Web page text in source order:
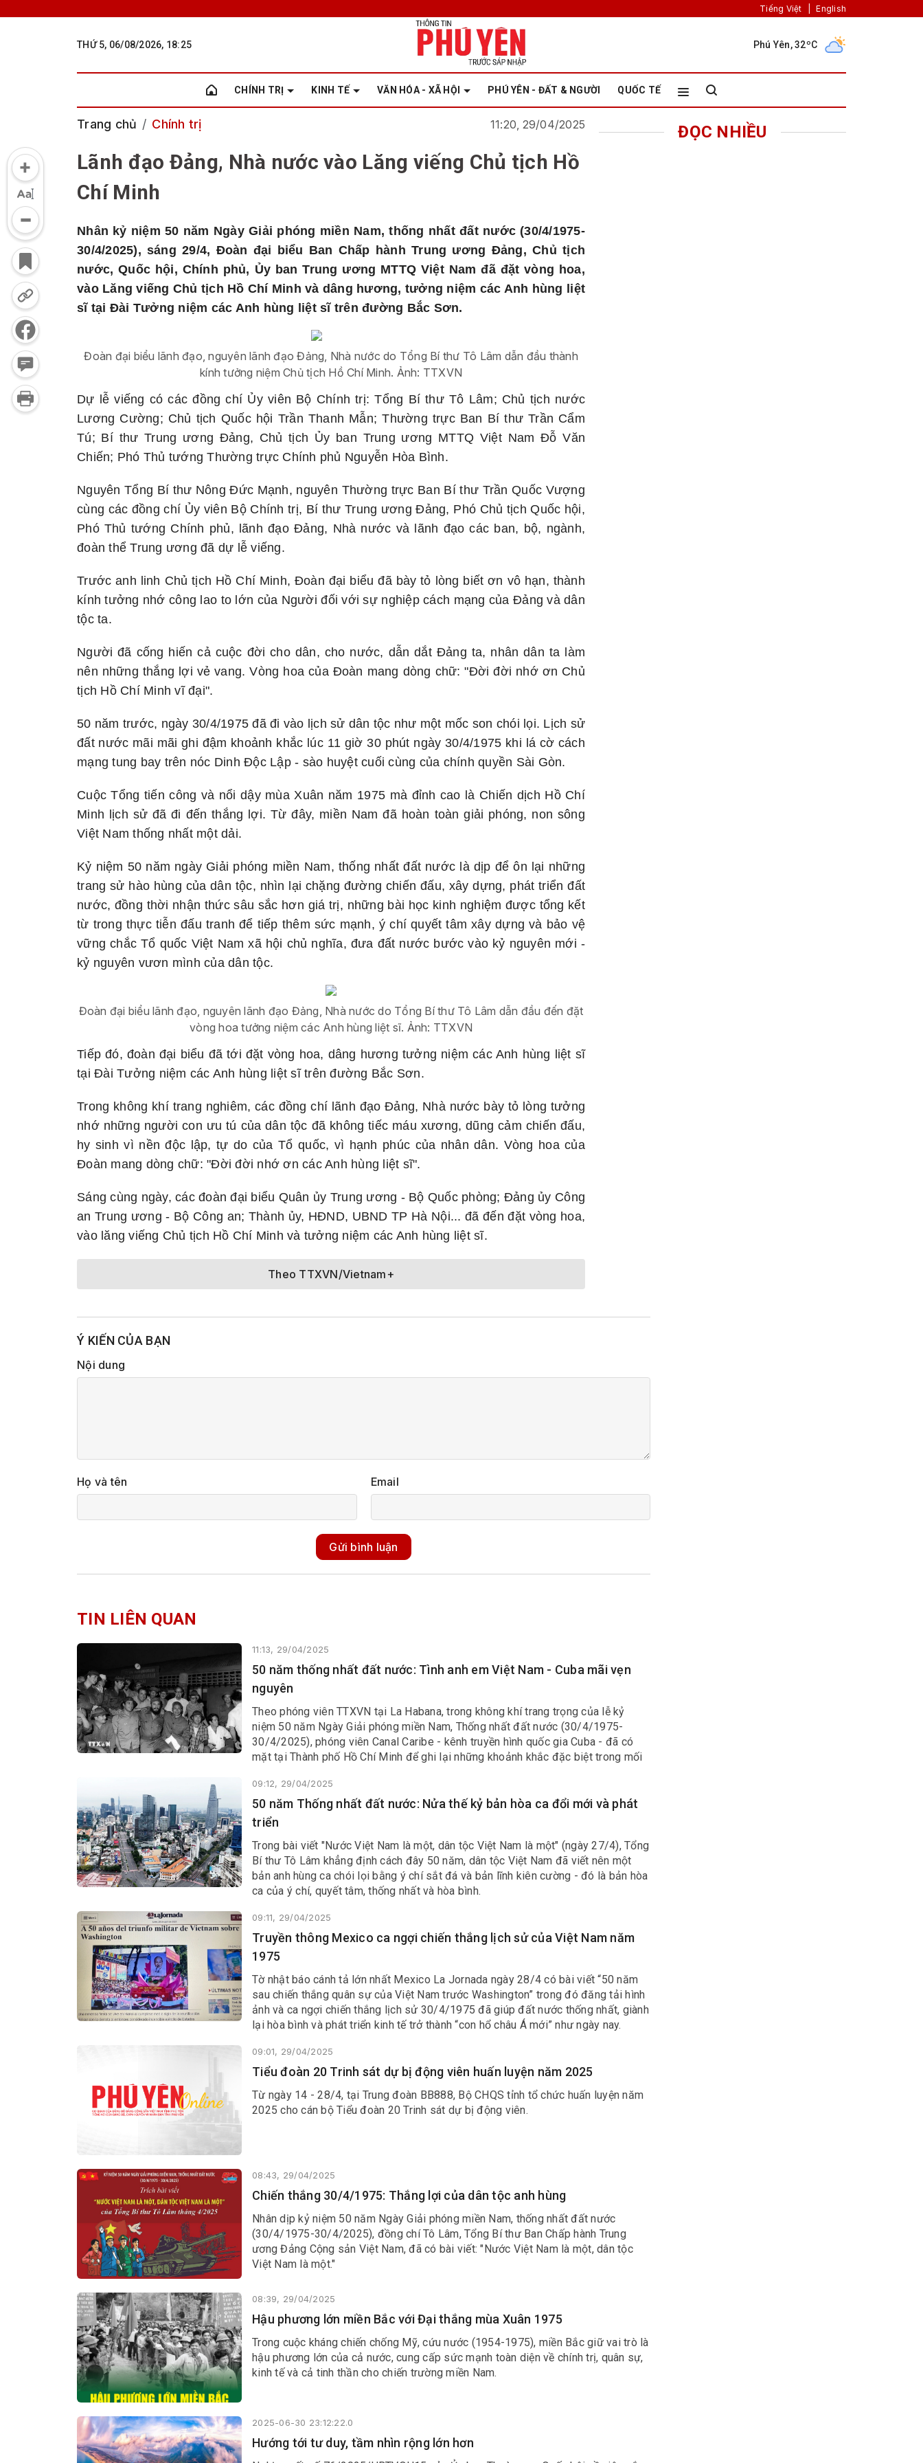
Tiếng Việt English
THỨ 5, 06/08/2026, 18:25 Phú Yên, 32ºC
CHÍNH TRỊ KINH TẾ VĂN HÓA - XÃ HỘI PHÚ YÊN - ĐẤT & NGƯỜI QUỐC TẾ
Trang chủ Chính trị 11:20, 29/04/2025
Lãnh đạo Đảng, Nhà nước vào Lăng viếng Chủ tịch Hồ
Chí Minh
Nhân kỷ niệm 50 năm Ngày Giải phóng miền Nam, thống nhất đất nước (30/4/1975-
30/4/2025), sáng 29/4, Đoàn đại biểu Ban Chấp hành Trung ương Đảng, Chủ tịch
nước, Quốc hội, Chính phủ, Ủy ban Trung ương MTTQ Việt Nam đã đặt vòng hoa,
vào Lăng viếng Chủ tịch Hồ Chí Minh và dâng hương, tưởng niệm các Anh hùng liệt
sĩ tại Đài Tưởng niệm các Anh hùng liệt sĩ trên đường Bắc Sơn.
Đoàn đại biểu lãnh đạo, nguyên lãnh đạo Đảng, Nhà nước do Tổng Bí thư Tô Lâm dẫn đầu thành
kính tưởng niệm Chủ tịch Hồ Chí Minh. Ảnh: TTXVN
Dự lễ viếng có các đồng chí Ủy viên Bộ Chính trị: Tổng Bí thư Tô Lâm; Chủ tịch nước
Lương Cường; Chủ tịch Quốc hội Trần Thanh Mẫn; Thường trực Ban Bí thư Trần Cẩm
Tú; Bí thư Trung ương Đảng, Chủ tịch Ủy ban Trung ương MTTQ Việt Nam Đỗ Văn
Chiến; Phó Thủ tướng Thường trực Chính phủ Nguyễn Hòa Bình.
Nguyên Tổng Bí thư Nông Đức Mạnh, nguyên Thường trực Ban Bí thư Trần Quốc Vượng
cùng các đồng chí Ủy viên Bộ Chính trị, Bí thư Trung ương Đảng, Phó Chủ tịch Quốc hội,
Phó Thủ tướng Chính phủ, lãnh đạo Đảng, Nhà nước và lãnh đạo các ban, bộ, ngành,
đoàn thể Trung ương đã dự lễ viếng.
Trước anh linh Chủ tịch Hồ Chí Minh, Đoàn đại biểu đã bày tỏ lòng biết ơn vô hạn, thành
kính tưởng nhớ công lao to lớn của Người đối với sự nghiệp cách mạng của Đảng và dân
tộc ta.
Người đã cống hiến cả cuộc đời cho dân, cho nước, dẫn dắt Đảng ta, nhân dân ta làm
nên những thắng lợi vẻ vang. Vòng hoa của Đoàn mang dòng chữ: "Đời đời nhớ ơn Chủ
tịch Hồ Chí Minh vĩ đại".
50 năm trước, ngày 30/4/1975 đã đi vào lịch sử dân tộc như một mốc son chói lọi. Lịch sử
đất nước mãi mãi ghi đậm khoảnh khắc lúc 11 giờ 30 phút ngày 30/4/1975 khi lá cờ cách
mạng tung bay trên nóc Dinh Độc Lập - sào huyệt cuối cùng của chính quyền Sài Gòn.
Cuộc Tổng tiến công và nổi dậy mùa Xuân năm 1975 mà đỉnh cao là Chiến dịch Hồ Chí
Minh lịch sử đã đi đến thắng lợi. Từ đây, miền Nam đã hoàn toàn giải phóng, non sông
Việt Nam thống nhất một dải.
Kỷ niệm 50 năm ngày Giải phóng miền Nam, thống nhất đất nước là dịp để ôn lại những
trang sử hào hùng của dân tộc, nhìn lại chặng đường chiến đấu, xây dựng, phát triển đất
nước, đồng thời nhận thức sâu sắc hơn giá trị, những bài học kinh nghiệm được tổng kết
từ trong thực tiễn đấu tranh để tiếp thêm sức mạnh, ý chí quyết tâm xây dựng và bảo vệ
vững chắc Tổ quốc Việt Nam xã hội chủ nghĩa, đưa đất nước bước vào kỷ nguyên mới -
kỷ nguyên vươn mình của dân tộc.
Đoàn đại biểu lãnh đạo, nguyên lãnh đạo Đảng, Nhà nước do Tổng Bí thư Tô Lâm dẫn đầu đến đặt
vòng hoa tưởng niệm các Anh hùng liệt sĩ. Ảnh: TTXVN
Tiếp đó, đoàn đại biểu đã tới đặt vòng hoa, dâng hương tưởng niệm các Anh hùng liệt sĩ
tại Đài Tưởng niệm các Anh hùng liệt sĩ trên đường Bắc Sơn.
Trong không khí trang nghiêm, các đồng chí lãnh đạo Đảng, Nhà nước bày tỏ lòng tưởng
nhớ những người con ưu tú của dân tộc đã không tiếc máu xương, dũng cảm chiến đấu,
hy sinh vì nền độc lập, tự do của Tổ quốc, vì hạnh phúc của nhân dân. Vòng hoa của
Đoàn mang dòng chữ: "Đời đời nhớ ơn các Anh hùng liệt sĩ".
Sáng cùng ngày, các đoàn đại biểu Quân ủy Trung ương - Bộ Quốc phòng; Đảng ủy Công
an Trung ương - Bộ Công an; Thành ủy, HĐND, UBND TP Hà Nội... đã đến đặt vòng hoa,
vào lăng viếng Chủ tịch Hồ Chí Minh và tưởng niệm các Anh hùng liệt sĩ.
Theo TTXVN/Vietnam+
ĐỌC NHIỀU
Ý KIẾN CỦA BẠN
Nội dung
Họ và tên Email
Gửi bình luận
TIN LIÊN QUAN
11:13, 29/04/2025
50 năm thống nhất đất nước: Tình anh em Việt Nam - Cuba mãi vẹn
nguyên
Theo phóng viên TTXVN tại La Habana, trong không khí trang trọng của lễ kỷ
niệm 50 năm Ngày Giải phóng miền Nam, Thống nhất đất nước (30/4/1975-
30/4/2025), phóng viên Canal Caribe - kênh truyền hình quốc gia Cuba - đã có
mặt tại Thành phố Hồ Chí Minh để ghi lại những khoảnh khắc đặc biệt trong mối
09:12, 29/04/2025
50 năm Thống nhất đất nước: Nửa thế kỷ bản hòa ca đổi mới và phát
triển
Trong bài viết "Nước Việt Nam là một, dân tộc Việt Nam là một" (ngày 27/4), Tổng
Bí thư Tô Lâm khẳng định cách đây 50 năm, dân tộc Việt Nam đã viết nên một
bản anh hùng ca chói lọi bằng ý chí sắt đá và bản lĩnh kiên cường - đó là bản hòa
ca của ý chí, quyết tâm, thống nhất và hòa bình.
09:11, 29/04/2025
Truyền thông Mexico ca ngợi chiến thắng lịch sử của Việt Nam năm
1975
Tờ nhật báo cánh tả lớn nhất Mexico La Jornada ngày 28/4 có bài viết “50 năm
sau chiến thắng quân sự của Việt Nam trước Washington” trong đó đăng tải hình
ảnh và ca ngợi chiến thắng lịch sử 30/4/1975 đã giúp đất nước thống nhất, giành
lại hòa bình và phát triển kinh tế trở thành “con hổ châu Á mới” như ngày nay.
09:01, 29/04/2025
Tiểu đoàn 20 Trinh sát dự bị động viên huấn luyện năm 2025
Từ ngày 14 - 28/4, tại Trung đoàn BB888, Bộ CHQS tỉnh tổ chức huấn luyện năm
2025 cho cán bộ Tiểu đoàn 20 Trinh sát dự bị động viên.
08:43, 29/04/2025
Chiến thắng 30/4/1975: Thắng lợi của dân tộc anh hùng
Nhân dịp kỷ niệm 50 năm Ngày Giải phóng miền Nam, thống nhất đất nước
(30/4/1975-30/4/2025), đồng chí Tô Lâm, Tổng Bí thư Ban Chấp hành Trung
ương Đảng Cộng sản Việt Nam, đã có bài viết: "Nước Việt Nam là một, dân tộc
Việt Nam là một."
08:39, 29/04/2025
Hậu phương lớn miền Bắc với Đại thắng mùa Xuân 1975
Trong cuộc kháng chiến chống Mỹ, cứu nước (1954-1975), miền Bắc giữ vai trò là
hậu phương lớn của cả nước, cung cấp sức mạnh toàn diện về chính trị, quân sự,
kinh tế và cả tinh thần cho chiến trường miền Nam.
2025-06-30 23:12:22.0
Hướng tới tư duy, tầm nhìn rộng lớn hơn